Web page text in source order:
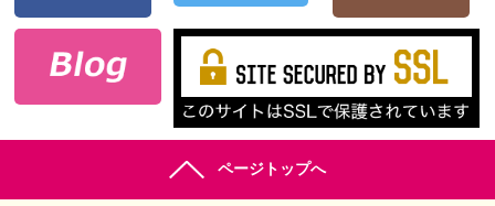
ページトップへ